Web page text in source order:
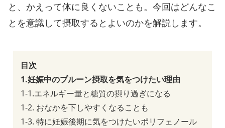
と、かえって体に良くないことも。今回はどんなこ
とを意識して摂取するとよいのかを解説します。
目次
1.妊娠中のプルーン摂取を気をつけたい理由
1-1.エネルギー量と糖質の摂り過ぎになる
1-2. おなかを下しやすくなることも
1-3. 特に妊娠後期に気をつけたいポリフェノール